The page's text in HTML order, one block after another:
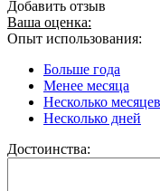
Добавить отзыв
Ваша оценка:
Опыт использования:
Больше года
Менее месяца
Несколько месяцев
Несколько дней
Достоинства: